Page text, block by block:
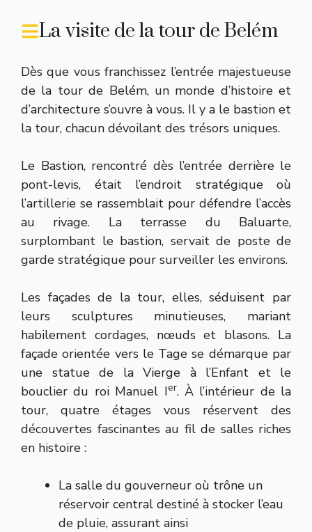
La visite de la tour de Belém
Dès que vous franchissez l’entrée majestueuse
de la tour de Belém, un monde d’histoire et
d’architecture s’ouvre à vous. Il y a le bastion et
la tour, chacun dévoilant des trésors uniques.
Le Bastion, rencontré dès l’entrée derrière le
pont-levis, était l’endroit stratégique où
l’artillerie se rassemblait pour défendre l’accès
au rivage. La terrasse du Baluarte,
surplombant le bastion, servait de poste de
garde stratégique pour surveiller les environs.
Les façades de la tour, elles, séduisent par
leurs sculptures minutieuses, mariant
habilement cordages, nœuds et blasons. La
façade orientée vers le Tage se démarque par
une statue de la Vierge à l’Enfant et le
bouclier du roi Manuel Ier. À l’intérieur de la
tour, quatre étages vous réservent des
découvertes fascinantes au fil de salles riches
en histoire :
La salle du gouverneur où trône un
réservoir central destiné à stocker l’eau
de pluie, assurant ainsi